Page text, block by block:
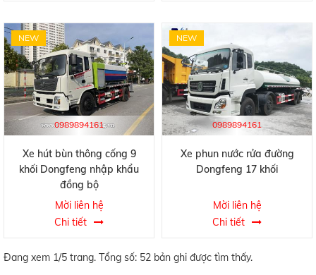
0989894161
NEW
Xe hút bùn thông cống 9
khối Dongfeng nhập khẩu
đồng bộ
Mời liên hệ
Chi tiết
0989894161
NEW
Xe phun nước rửa đường
Dongfeng 17 khối
Mời liên hệ
Chi tiết
Đang xem 1/5 trang. Tổng số: 52 bản ghi được tìm thấy.